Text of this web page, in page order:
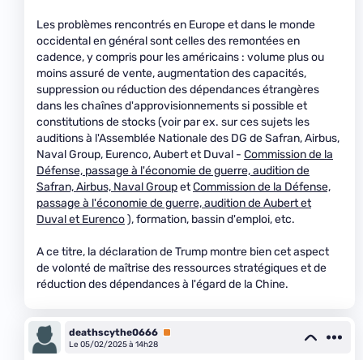
Les problèmes rencontrés en Europe et dans le monde
occidental en général sont celles des remontées en
cadence, y compris pour les américains : volume plus ou
moins assuré de vente, augmentation des capacités,
suppression ou réduction des dépendances étrangères
dans les chaînes d'approvisionnements si possible et
constitutions de stocks (voir par ex. sur ces sujets les
auditions à l'Assemblée Nationale des DG de Safran, Airbus,
Naval Group, Eurenco, Aubert et Duval - Commission de la
Défense, passage à l'économie de guerre, audition de
Safran, Airbus, Naval GroupetCommission de la Défense,
passage à l'économie de guerre, audition de Aubert et
Duval et Eurenco), formation, bassin d'emploi, etc.
A ce titre, la déclaration de Trump montre bien cet aspect
de volonté de maîtrise des ressources stratégiques et de
réduction des dépendances à l'égard de la Chine.
deathscythe0666 Premium
Le 05/02/2025 à 14h28